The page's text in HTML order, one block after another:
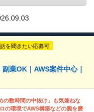
話を聞きたい応募可
業OK｜AWS案件中心｜
の数時間の中抜け」も気兼ねな
の環境でAWS構築などの腕を磨